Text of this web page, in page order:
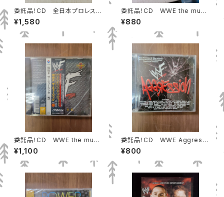
委託品！CD 全日本プロレステ
ーマ パーフェクトコレクション
中古
¥1,580
委託品！CD WWE the musi
c vol.4 中古
¥880
委託品！CD WWE the musi
c vol.3 中古
¥1,100
委託品！CD WWE Aggressi
on 中古
¥800